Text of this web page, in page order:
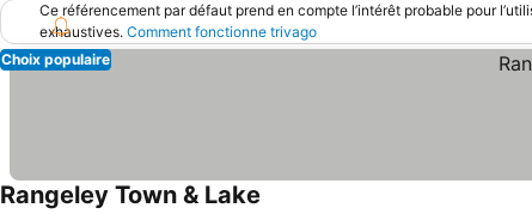
Ce référencement par défaut prend en compte l’intérêt probable pour
exhaustives. Comment fonctionne trivago
Choix populaire
Rangeley Town & Lake